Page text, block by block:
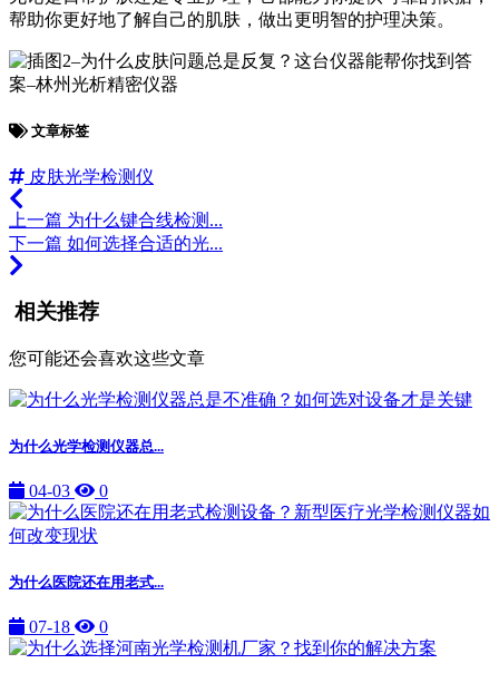
帮助你更好地了解自己的肌肤，做出更明智的护理决策。
文章标签
皮肤光学检测仪
上一篇 为什么键合线检测...
下一篇 如何选择合适的光...
相关推荐
您可能还会喜欢这些文章
为什么光学检测仪器总...
04-03 0
为什么医院还在用老式...
07-18 0